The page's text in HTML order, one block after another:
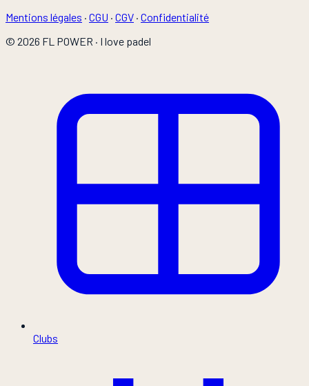
Mentions légales · CGU · CGV · Confidentialité
© 2026 FL POWER · I love padel
Clubs